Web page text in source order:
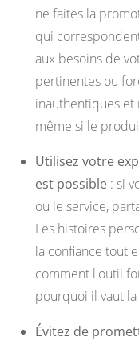
ne faites la
qui
aux besoins de
pertinentes ou
inauthentiques
même si le
Utilisez votre
est possible : si
ou le service,
Les histoires
la confiance tout
comment l'outil
pourquoi il vaut
Évitez de